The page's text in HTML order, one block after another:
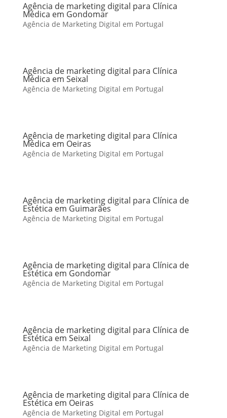
Agência de marketing digital para Clínica
Médica em Gondomar
Agência de Marketing Digital em Portugal
Agência de marketing digital para Clínica
Médica em Seixal
Agência de Marketing Digital em Portugal
Agência de marketing digital para Clínica
Médica em Oeiras
Agência de Marketing Digital em Portugal
Agência de marketing digital para Clínica de
Estética em Guimarães
Agência de Marketing Digital em Portugal
Agência de marketing digital para Clínica de
Estética em Gondomar
Agência de Marketing Digital em Portugal
Agência de marketing digital para Clínica de
Estética em Seixal
Agência de Marketing Digital em Portugal
Agência de marketing digital para Clínica de
Estética em Oeiras
Agência de Marketing Digital em Portugal